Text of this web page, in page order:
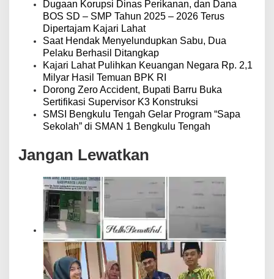
Dugaan Korupsi Dinas Perikanan, dan Dana
BOS SD – SMP Tahun 2025 – 2026 Terus
Dipertajam Kajari Lahat
Saat Hendak Menyelundupkan Sabu, Dua
Pelaku Berhasil Ditangkap
Kajari Lahat Pulihkan Keuangan Negara Rp. 2,1
Milyar Hasil Temuan BPK RI
Dorong Zero Accident, Bupati Barru Buka
Sertifikasi Supervisor K3 Konstruksi
SMSI Bengkulu Tengah Gelar Program “Sapa
Sekolah” di SMAN 1 Bengkulu Tengah
Jangan Lewatkan